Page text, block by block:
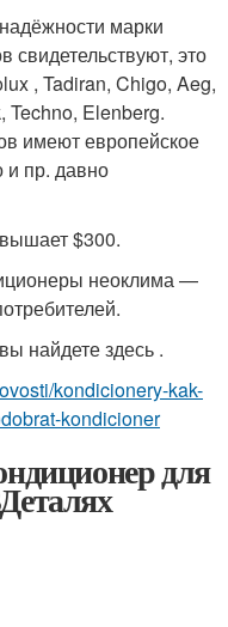
марки
свидетельствуют, это
, Tadiran, Chigo, Aeg,
Techno, Elenberg.
имеют европейское
и пр. давно
$300.
неоклима —
найдете здесь .
kondicionery-kak-
kondicioner
для